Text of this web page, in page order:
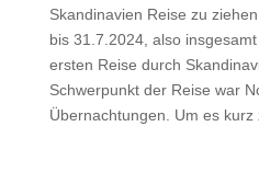
Skandinavien Reise zu
bis 31.7.2024, also
ersten Reise durch
Schwerpunkt der Reise war
Übernachtungen. Um es kurz